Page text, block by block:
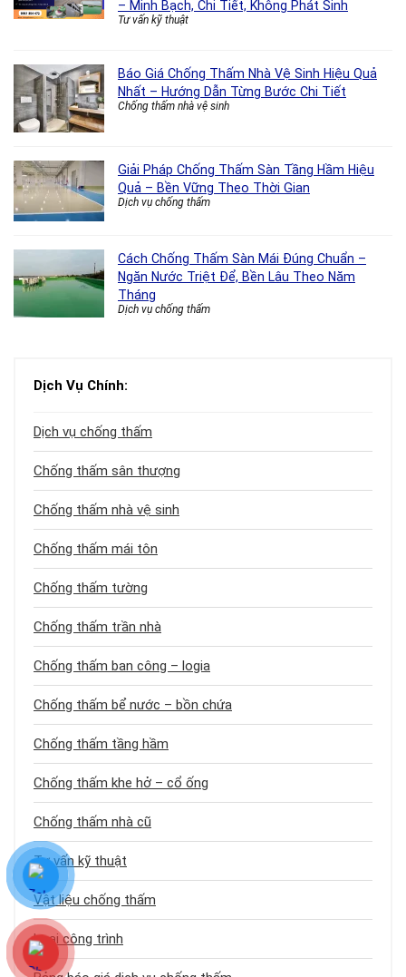
– Minh Bạch, Chi Tiết, Không Phát Sinh
Tư vấn kỹ thuật
Báo Giá Chống Thấm Nhà Vệ Sinh Hiệu Quả
Nhất – Hướng Dẫn Từng Bước Chi Tiết
Chống thấm nhà vệ sinh
Giải Pháp Chống Thấm Sàn Tầng Hầm Hiệu
Quả – Bền Vững Theo Thời Gian
Dịch vụ chống thấm
Cách Chống Thấm Sàn Mái Đúng Chuẩn –
Ngăn Nước Triệt Để, Bền Lâu Theo Năm
Tháng
Dịch vụ chống thấm
Dịch Vụ Chính:
Dịch vụ chống thấm
Chống thấm sân thượng
Chống thấm nhà vệ sinh
Chống thấm mái tôn
Chống thấm tường
Chống thấm trần nhà
Chống thấm ban công – logia
Chống thấm bể nước – bồn chứa
Chống thấm tầng hầm
Chống thấm khe hở – cổ ống
Chống thấm nhà cũ
Tư vấn kỹ thuật
Vật liệu chống thấm
Loại công trình